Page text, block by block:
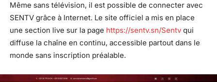
Même sans télévision, il est possible de connecter avec
SENTV grâce à Internet. Le site officiel a mis en place
une section live sur la page https://sentv.sn/Sentv qui
diffuse la chaîne en continu, accessible partout dans le
monde sans inscription préalable.